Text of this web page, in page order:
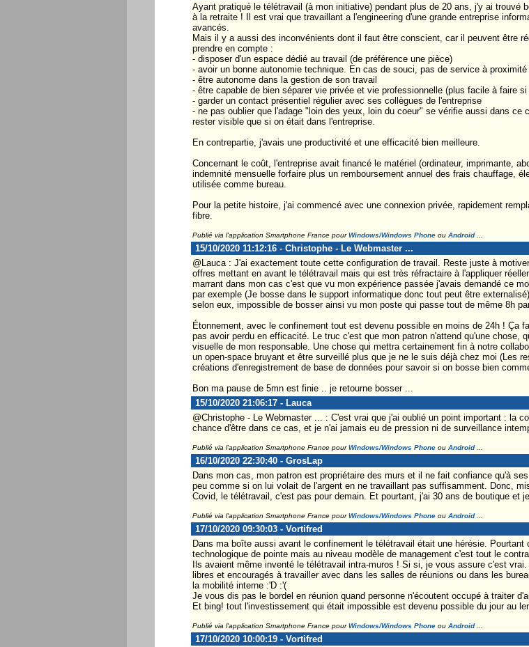
Ayant pratiqué le télétravail (à mon initiative) pendant plus de 20 ans, j'y ai trouvé
à la retraite ! Il est vrai que travaillant a l'engineering d'une grande entreprise
avancés.
Mais il y a aussi des inconvénients dont il faut être conscient, car il peuvent être
prendre en compte :
- disposer d'un espace dédié au travail (de préférence une pièce)
- avoir un bonne autonomie technique. En cas de souci, pas de service à proximité
- être autonome dans la gestion de son travail
- être capable de bien séparer vie privée et vie professionnelle (plus facile à faire
- garder un contact présentiel régulier avec ses collègues de l'entreprise
- ne pas oublier que l'adage "loin des yeux, loin du coeur" se vérifie aussi dans ce
rester visible que si on était dans l'entreprise.
En contrepartie, j'avais une productivité et une efficacité bien meilleure.
Concernant le coût, l'entreprise avait financé le matériel (ordinateur, imprimante,
indemnité mensuelle forfaire plus un remboursement annuel des frais chauffage,
utilisée comme bureau.
Pour la petite histoire, j'ai commencé avec une connexion privée, rapidement
fibre.
Publié via l'application Smartphone France pourWindows/Windows Phoneou Android...
15/10/2020 11:12:16 - Christophe - Le Webmaster ...
@Lauca : J'ai exactement toute cette configuration de travail. Reste juste à
offres mettant en avant le télétravail mais qui est très réfractaire à l'appliquer
marrant dans mon cas c'est que vu mon expérience passée j'avais demandé ce
par exemple (Je bosse dans le support informatique donc tout peut être
selon eux, impossible de bosser ainsi vu mon poste qui passe tout de même 8h
Étonnement, avec le confinement tout est devenu possible en moins de 24h ! Ça
pas avoir perdu en efficacité. Le truc c'est que mon patron n'attend qu'une chose,
visuelle de mon responsable. Une chose qui mettra certainement fin à notre
un open-space bruyant et être surveillé plus que je ne le suis déjà chez moi (Les
créations d'enregistrement de base de données pour savoir si on bosse bien
Bon ma pause de 5mn est finie .. je retourne bosser ...
15/10/2020 21:06:17 - Lauca
@Christophe - Le Webmaster ... : C'est vrai que j'ai oublié un point important : la
chance d'être dans ce cas, et je n'ai jamais eu de pression ni de surveillance
Publié via l'application Smartphone France pourWindows/Windows Phoneou Android...
16/10/2020 22:30:40 - GrosLap
Dans mon cas, mon patron est propriétaire des murs et il ne fait confiance qu'à
peu comme si on lui volait de l'argent en ne travaillant pas suffisamment. Donc,
Covid, le télétravail, c'est pas pour demain. Et pourtant, j'ai 30 ans de boutique et
Publié via l'application Smartphone France pourWindows/Windows Phoneou Android...
17/10/2020 09:30:03 - Vortifred
Dans ma boîte aussi avant le confinement le télétravail était une hérésie.
technologique de pointe mais au niveau modèle de management c'est tout le
Ils avaient même inventé le télétravail intra-muros ! Si si, je vous assure c'est
libres et encouragés à travailler avec dans les salles de réunions ou dans les
la mobilité interne :'D :'(
Je vous dis pas le bordel en réunion quand personne n'écoutent occupé à traiter
Et bing! tout l'investissement qui était impossible est devenu possible du jour au
Publié via l'application Smartphone France pourWindows/Windows Phoneou Android...
17/10/2020 10:00:19 - Vortifred